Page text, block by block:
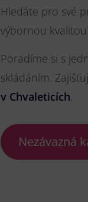
Hledáte pro své
výbornou
Poradíme si s
skládáním.
v Chvaleticích.
Nezávazná